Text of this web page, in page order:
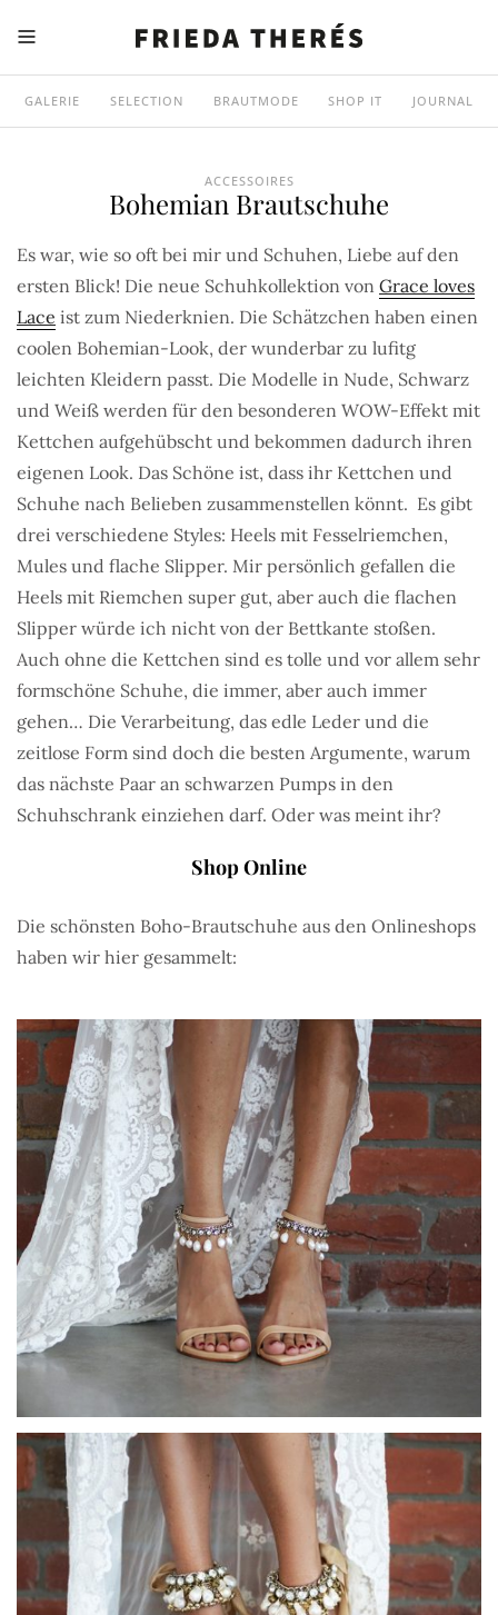
GALERIE SELECTION BRAUTMODE SHOP IT JOURNAL
ACCESSOIRES
Bohemian Brautschuhe
Es war, wie so oft bei mir und Schuhen, Liebe auf den
ersten Blick! Die neue Schuhkollektion von Grace loves
Lace ist zum Niederknien. Die Schätzchen haben einen
coolen Bohemian-Look, der wunderbar zu lufitg
leichten Kleidern passt. Die Modelle in Nude, Schwarz
und Weiß werden für den besonderen WOW-Effekt mit
Kettchen aufgehübscht und bekommen dadurch ihren
eigenen Look. Das Schöne ist, dass ihr Kettchen und
Schuhe nach Belieben zusammenstellen könnt. Es gibt
drei verschiedene Styles: Heels mit Fesselriemchen,
Mules und flache Slipper. Mir persönlich gefallen die
Heels mit Riemchen super gut, aber auch die flachen
Slipper würde ich nicht von der Bettkante stoßen.
Auch ohne die Kettchen sind es tolle und vor allem sehr
formschöne Schuhe, die immer, aber auch immer
gehen… Die Verarbeitung, das edle Leder und die
zeitlose Form sind doch die besten Argumente, warum
das nächste Paar an schwarzen Pumps in den
Schuhschrank einziehen darf. Oder was meint ihr?
Shop Online
Die schönsten Boho-Brautschuhe aus den Onlineshops
haben wir hier gesammelt: